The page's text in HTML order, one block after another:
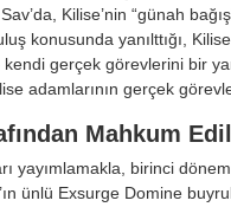
Kilise’nin “günah
konusun­da yanılttığı,
kendi gerçek görevle­rini bir
adamlarının gerçek
Mahkum
yayımlamakla, bi­rinci
ünlü Exsurge Domine